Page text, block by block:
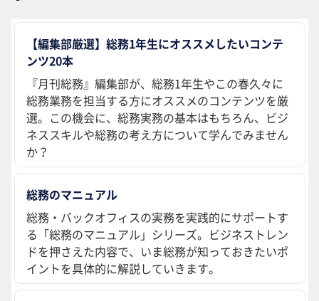
【編集部厳選】総務1年生にオススメしたいコンテ
ンツ20本
『月刊総務』編集部が、総務1年生やこの春久々に
総務業務を担当する方にオススメのコンテンツを厳
選。この機会に、総務実務の基本はもちろん、ビジ
ネススキルや総務の考え方について学んでみません
か？
総務のマニュアル
総務・バックオフィスの実務を実践的にサポートす
る「総務のマニュアル」シリーズ。ビジネストレン
ドを押さえた内容で、いま総務が知っておきたいポ
イントを具体的に解説していきます。